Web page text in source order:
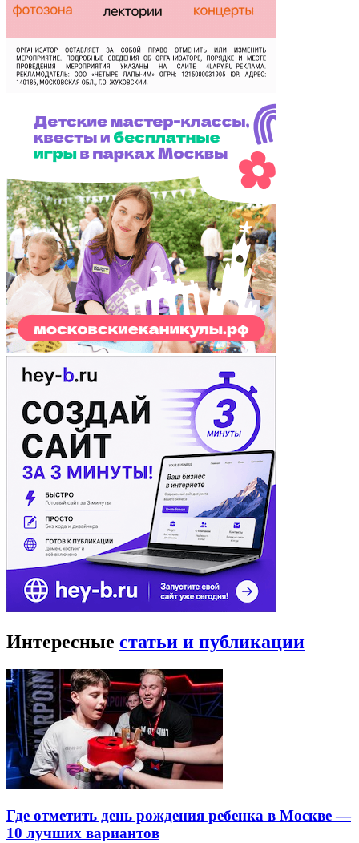
Интересные статьи и публикации
Где отметить день рождения ребенка в Москве —
10 лучших вариантов